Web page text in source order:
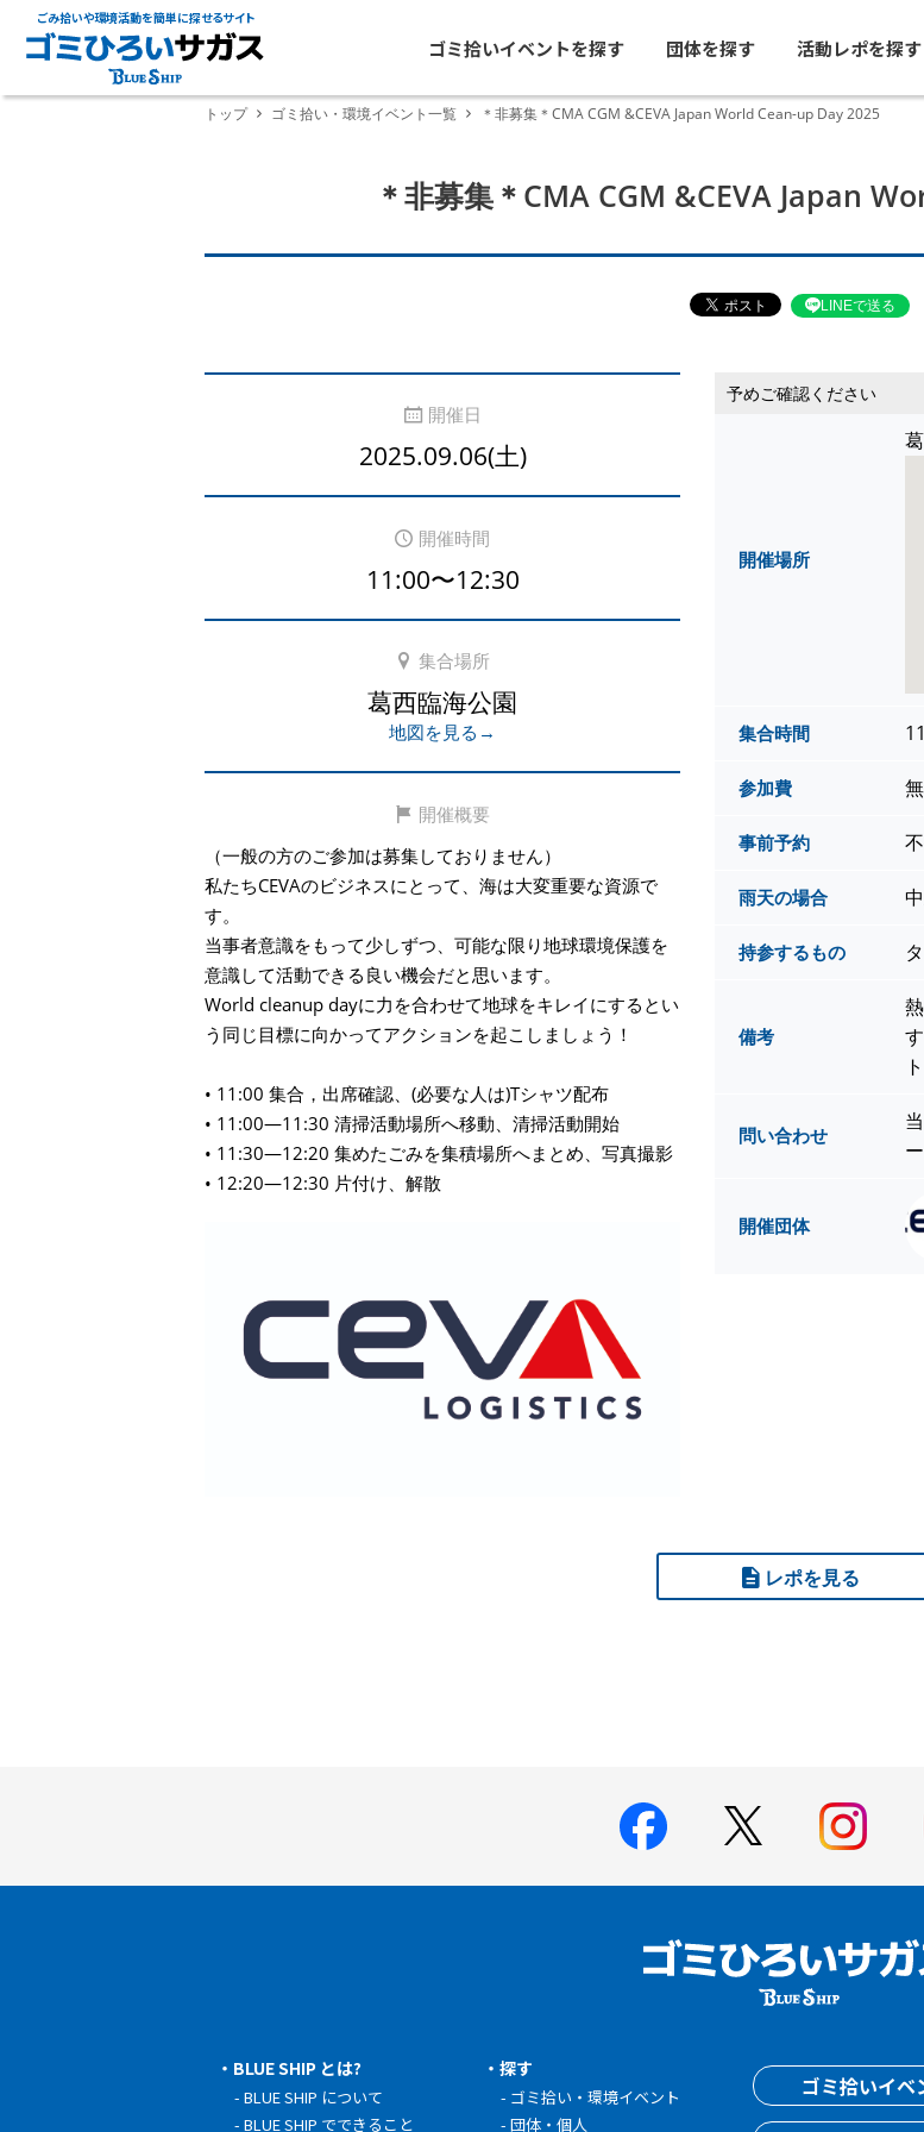
ごみ拾いや環境活動を簡単に探せるサイト
ゴミ拾いイベントを探す 団体を探す 活動レポを探す
トップ ゴミ拾い・環境イベント一覧 ＊非募集＊CMA CGM &CEVA Japan World Cean-up Day 2025
＊非募集＊CMA CGM &CEVA Japan
LINEで送る
開催日
2025.09.06(土)
開催時間
11:00〜12:30
集合場所
葛西臨海公園
地図を見る→
開催概要
（一般の方のご参加は募集しておりません）
私たちCEVAのビジネスにとって、海は大変重要な資源で
す。
当事者意識をもって少しずつ、可能な限り地球環境保護を
意識して活動できる良い機会だと思います。
World cleanup dayに力を合わせて地球をキレイにするとい
う同じ目標に向かってアクションを起こしましょう！
• 11:00 集合，出席確認、(必要な人は)Tシャツ配布
• 11:00—11:30 清掃活動場所へ移動、清掃活動開始
• 11:30—12:20 集めたごみを集積場所へまとめ、写真撮影
• 12:20—12:30 片付け、解散
予めご確認ください
開催場所
集合時間
参加費
事前予約
雨天の場合
持参するもの
備考
す
問い合わせ
開催団体
レポを見る
BLUE SHIP とは?
BLUE SHIP について
BLUE SHIP でできること
探す
ゴミ拾い・環境イベント
団体・個人
ゴミ拾いイベ